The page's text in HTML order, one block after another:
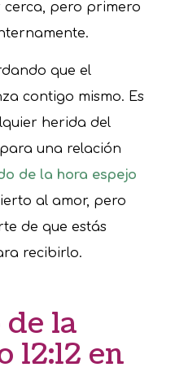
pero primero
que el
contigo mismo. Es
herida del
una relación
de la hora espejo
al amor, pero
de que estás
recibirlo.
la
en